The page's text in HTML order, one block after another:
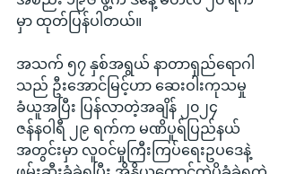
မှာ ထုတ်ပြန်ပါတယ်။
အသက် ၅၇ နှစ်အရွယ် နာတာရှည်ရောဂါ
သည် ဦးအောင်မြင့်ဟာ ဆေးဝါးကုသမှု
ခံယူအပြီး ပြန်လာတဲ့အချိန် ၂၀၂၄
ဇန်နဝါရီ ၂၉ ရက်က မဏိပူရ်ပြည်နယ်
အတွင်းမှာ လူဝင်မှုကြီးကြပ်ရေးဥပဒေနဲ့